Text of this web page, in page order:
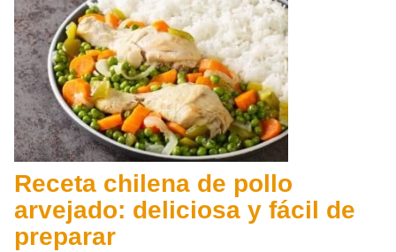
Receta chilena de pollo
arvejado: deliciosa y fácil de
preparar